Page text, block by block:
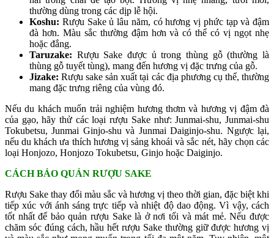
thường dùng trong các dịp lễ hội.
Koshu: Rượu Sake ủ lâu năm, có hương vị phức tạp và đậm
đà hơn. Màu sắc thường đậm hơn và có thể có vị ngọt nhẹ
hoặc đắng.
Taruzake: Rượu Sake được ủ trong thùng gỗ (thường là
thùng gỗ tuyết tùng), mang đến hương vị đặc trưng của gỗ.
Jizake: Rượu sake sản xuất tại các địa phương cụ thể, thường
mang đặc trưng riêng của vùng đó.
Nếu du khách muốn trải nghiệm hương thơm và hương vị đậm đà
của gạo, hãy thử các loại rượu Sake như: Junmai-shu, Junmai-shu
Tokubetsu, Junmai Ginjo-shu và Junmai Daiginjo-shu. Ngược lại,
nếu du khách ưa thích hương vị sảng khoái và sắc nét, hãy chọn các
loại Honjozo, Honjozo Tokubetsu, Ginjo hoặc Daiginjo.
CÁCH BẢO QUẢN RƯỢU SAKE
Rượu Sake thay đổi màu sắc và hương vị theo thời gian, đặc biệt khi
tiếp xúc với ánh sáng trực tiếp và nhiệt độ dao động. Vì vậy, cách
tốt nhất để bảo quản rượu Sake là ở nơi tối và mát mẻ. Nếu được
chăm sóc đúng cách, hầu hết rượu Sake thường giữ được hương vị